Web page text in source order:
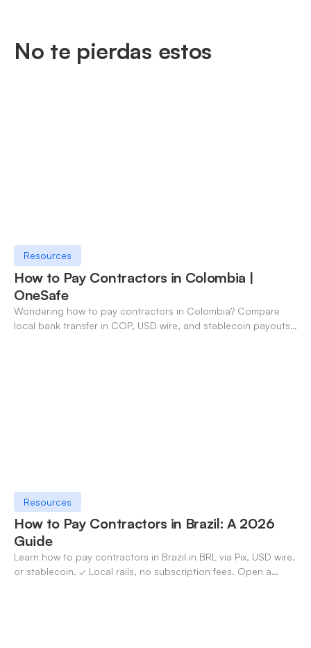
No te pierdas estos
Resources
How to Pay Contractors in Colombia |
OneSafe
Wondering how to pay contractors in Colombia? Compare
local bank transfer in COP, USD wire, and stablecoin payouts.
Resources
How to Pay Contractors in Brazil: A 2026
Guide
Learn how to pay contractors in Brazil in BRL via Pix, USD wire,
or stablecoin. ✓ Local rails, no subscription fees. Open a